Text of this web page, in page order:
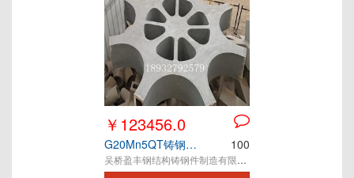
￥123456.0
G20Mn5QT铸钢节点 100
吴桥盈丰钢结构铸钢件制造有限公司